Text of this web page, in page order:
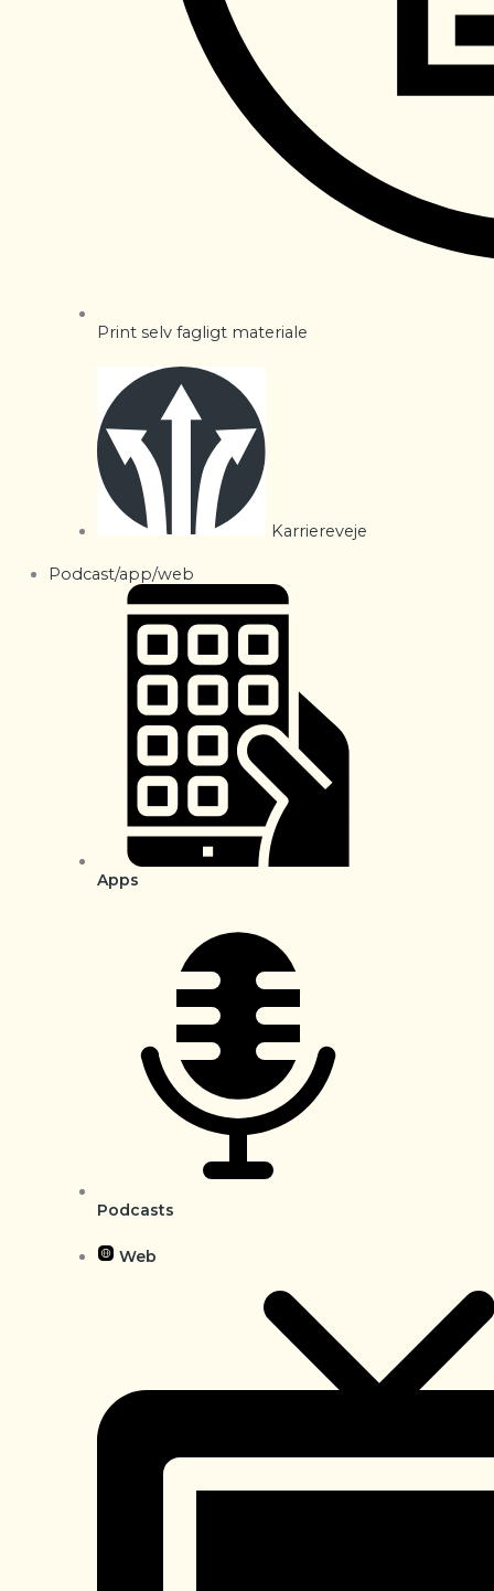
Print selv fagligt materiale
Karriereveje
Podcast/app/web
Apps
Podcasts
Web